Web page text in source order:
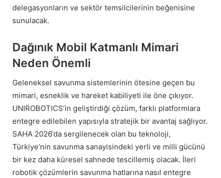
delegasyonların ve sektör temsilcilerinin beğenisine
sunulacak.
Dağınık Mobil Katmanlı Mimari
Neden Önemli
Geleneksel savunma sistemlerinin ötesine geçen bu
mimari, esneklik ve hareket kabiliyeti ile öne çıkıyor.
UNIROBOTICS’in geliştirdiği çözüm, farklı platformlara
entegre edilebilen yapısıyla stratejik bir avantaj sağlıyor.
SAHA 2026’da sergilenecek olan bu teknoloji,
Türkiye’nin savunma sanayisindeki yerli ve milli gücünü
bir kez daha küresel sahnede tescillemiş olacak. İleri
robotik çözümlerin savunma hatlarına nasıl entegre